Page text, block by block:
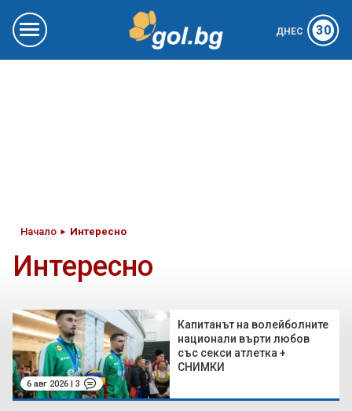
ДНЕС 30
Начало Интересно
Интересно
6 авг 2026 | 3
Капитанът на волейболните
национали върти любов
със секси атлетка +
СНИМКИ